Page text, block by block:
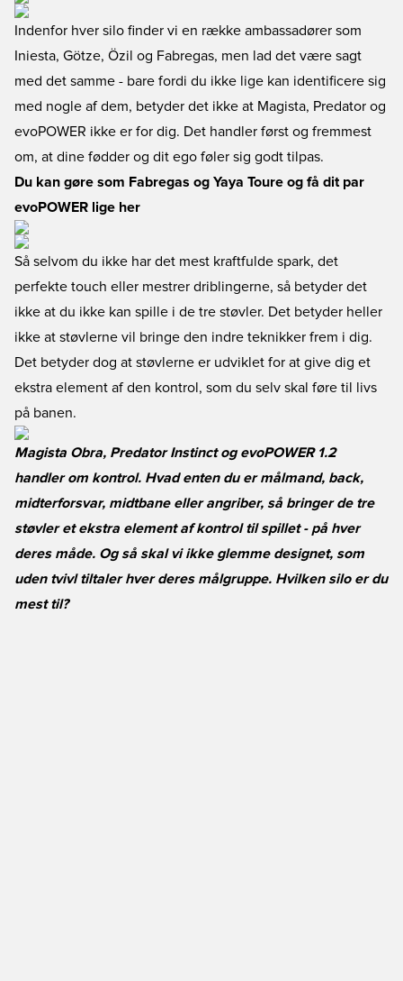
Indenfor hver silo finder vi en række ambassadører som
Iniesta, Götze, Özil og Fabregas, men lad det være sagt
med det samme - bare fordi du ikke lige kan identificere sig
med nogle af dem, betyder det ikke at Magista, Predator og
evoPOWER ikke er for dig. Det handler først og fremmest
om, at dine fødder og dit ego føler sig godt tilpas.
Du kan gøre som Fabregas og Yaya Toure og få dit par
evoPOWER lige her
Så selvom du ikke har det mest kraftfulde spark, det
perfekte touch eller mestrer driblingerne, så betyder det
ikke at du ikke kan spille i de tre støvler. Det betyder heller
ikke at støvlerne vil bringe den indre teknikker frem i dig.
Det betyder dog at støvlerne er udviklet for at give dig et
ekstra element af den kontrol, som du selv skal føre til livs
på banen.
Magista Obra, Predator Instinct og evoPOWER 1.2
handler om kontrol. Hvad enten du er målmand, back,
midterforsvar, midtbane eller angriber, så bringer de tre
støvler et ekstra element af kontrol til spillet - på hver
deres måde. Og så skal vi ikke glemme designet, som
uden tvivl tiltaler hver deres målgruppe. Hvilken silo er du
mest til?